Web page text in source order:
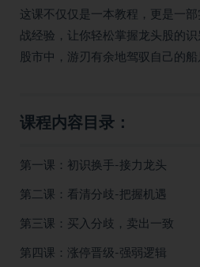
这课不仅仅是一本教程，更是一
战经验，让你轻松掌握龙头股的
股市中，游刃有余地驾驭自己的
课程内容目录：
第一课：初识换手-接力龙头
第二课：看清分歧-把握机遇
第三课：买入分歧，卖出一致
第四课：涨停晋级-强弱逻辑